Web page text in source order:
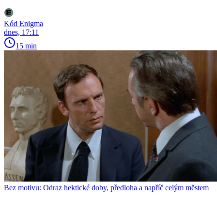
Kód Enigma
dnes, 17:11
15 min
Bez motivu: Odraz hektické doby, předloha a napříč celým městem